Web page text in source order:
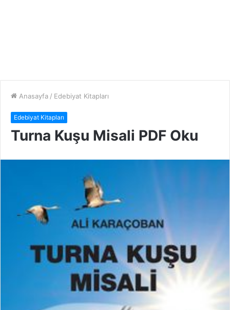
Anasayfa / Edebiyat Kitapları
Edebiyat Kitapları
Turna Kuşu Misali PDF Oku